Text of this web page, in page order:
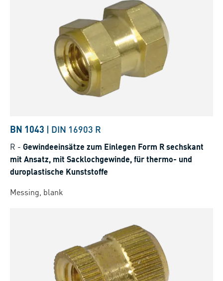
BN 1043 | DIN 16903 R
R - Gewindeeinsätze zum Einlegen Form R sechskant
mit Ansatz, mit Sacklochgewinde, für thermo- und
duroplastische Kunststoffe
Messing, blank